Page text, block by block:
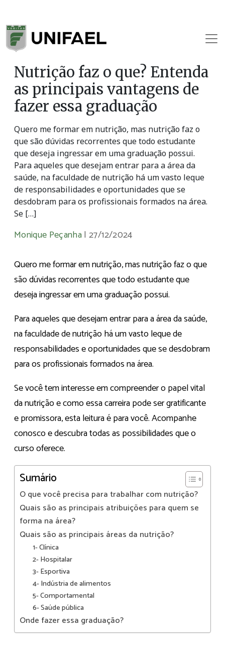
Nutrição faz o que? Entenda
as principais vantagens de
fazer essa graduação
Quero me formar em nutrição, mas nutrição faz o
que são dúvidas recorrentes que todo estudante
que deseja ingressar em uma graduação possui.
Para aqueles que desejam entrar para a área da
saúde, na faculdade de nutrição há um vasto leque
de responsabilidades e oportunidades que se
desdobram para os profissionais formados na área.
Se […]
Monique Peçanha |27/12/2024
Quero me formar em nutrição, mas nutrição faz o que
são dúvidas recorrentes que todo estudante que
deseja ingressar em uma graduação possui.
Para aqueles que desejam entrar para a área da saúde,
na faculdade de nutrição há um vasto leque de
responsabilidades e oportunidades que se desdobram
para os profissionais formados na área.
Se você tem interesse em compreender o papel vital
da nutrição e como essa carreira pode ser gratificante
e promissora, esta leitura é para você. Acompanhe
conosco e descubra todas as possibilidades que o
curso oferece.
Sumário
O que você precisa para trabalhar com nutrição?
Quais são as principais atribuições para quem se
forma na área?
Quais são as principais áreas da nutrição?
1- Clínica
2- Hospitalar
3- Esportiva
4- Indústria de alimentos
5- Comportamental
6- Saúde pública
Onde fazer essa graduação?